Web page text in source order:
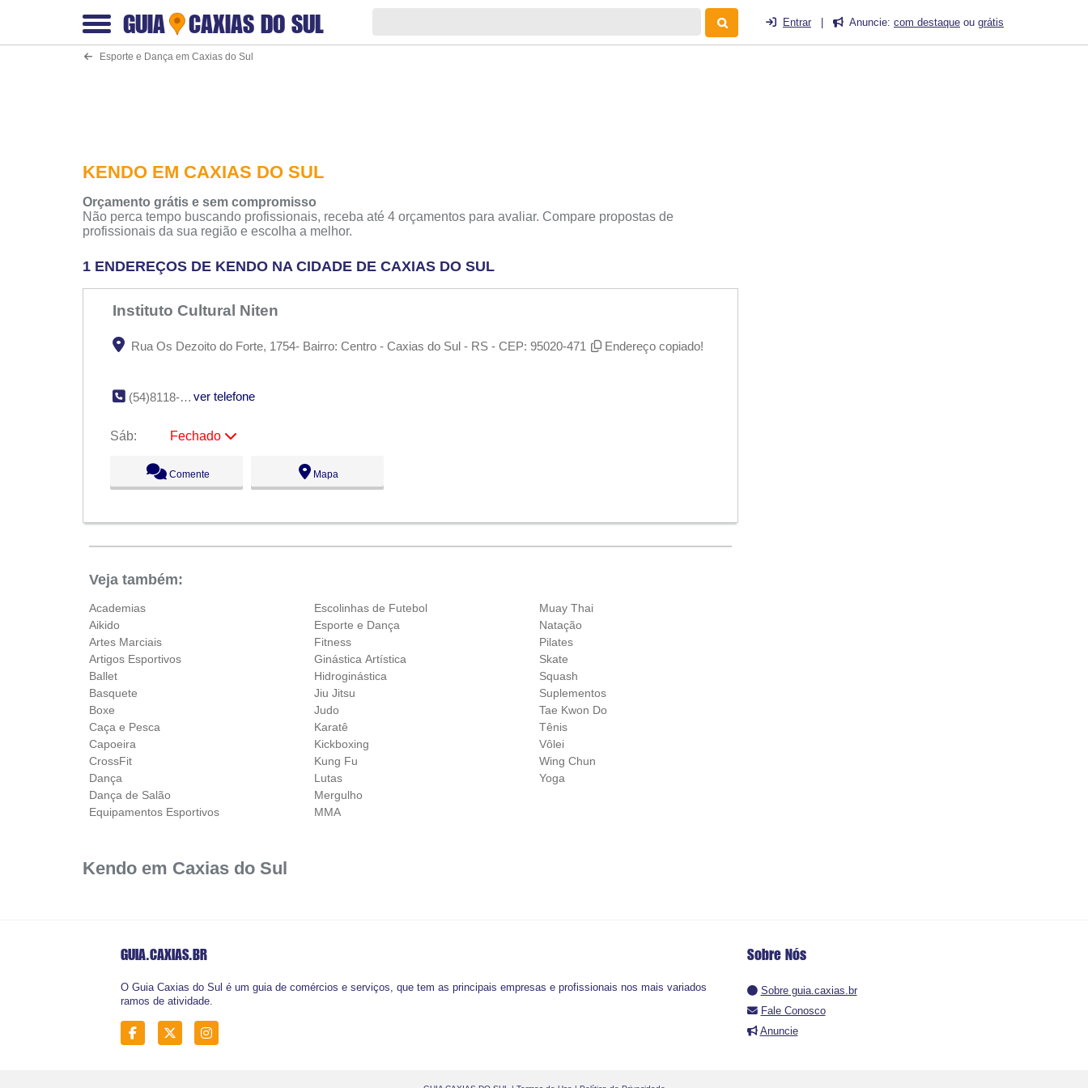
GUIA CAXIAS DO SUL Entrar Anuncie: com destaque ou grátis
Esporte e Dança em Caxias do Sul
KENDO EM CAXIAS DO SUL
Orçamento grátis e sem compromisso
Não perca tempo buscando profissionais, receba até 4 orçamentos para avaliar. Compare propostas de
profissionais da sua região e escolha a melhor.
1 ENDEREÇOS DE KENDO NA CIDADE DE CAXIAS DO SUL
Instituto Cultural Niten
Rua Os Dezoito do Forte, 1754- Bairro: Centro - Caxias do Sul - RS - CEP: 95020-471 Endereço copiado!
(54)8118-6453 ver telefone
Sáb:
Fechado
09:00 - 18:00
Qua:
09:00 - 18:00
Sex:
09:00 - 18:00
Dom:
Fechado
Comente Mapa
Veja também:
Academias
Aikido
Artes Marciais
Artigos Esportivos
Ballet
Basquete
Boxe
Caça e Pesca
Capoeira
CrossFit
Dança
Dança de Salão
Equipamentos Esportivos
Escolinhas de Futebol
Esporte e Dança
Fitness
Ginástica Artística
Hidroginástica
Jiu Jitsu
Judo
Karatê
Kickboxing
Kung Fu
Lutas
Mergulho
MMA
Muay Thai
Natação
Pilates
Skate
Squash
Suplementos
Tae Kwon Do
Tênis
Vôlei
Wing Chun
Yoga
Kendo em Caxias do Sul
GUIA.CAXIAS.BR
O Guia Caxias do Sul é um guia de comércios e serviços, que tem as principais empresas e profissionais nos mais variados
ramos de atividade.
Sobre Nós
Sobre guia.caxias.br
Fale Conosco
Anuncie